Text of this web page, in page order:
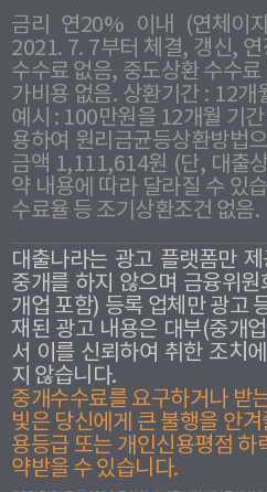
금리 연20% 이내 (연체이
2021. 7. 7부터 체결, 갱신,
수수료 없음, 중도상환 수수
가비용 없음. 상환기간 : 12
예시 : 100만원을 12개월 기
용하여 원리금균등상환방법
금액 1,111,614원 (단, 대출
약 내용에 따라 달라질 수 있
수료율 등 조기상환조건 없음.
대출나라는 광고 플랫폼만
중개를 하지 않으며 금융위
개업 포함) 등록 업체만 광고
재된 광고 내용은 대부(중개
서 이를 신뢰하여 취한 조치
지 않습니다.
중개수수료를 요구하거나 받
빛은 당신에게 큰 불행을 안
용등급 또는 개인신용평점 하
약받을 수 있습니다.